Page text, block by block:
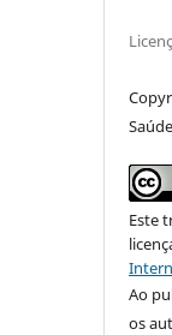
Saúde
Este
Ao
os